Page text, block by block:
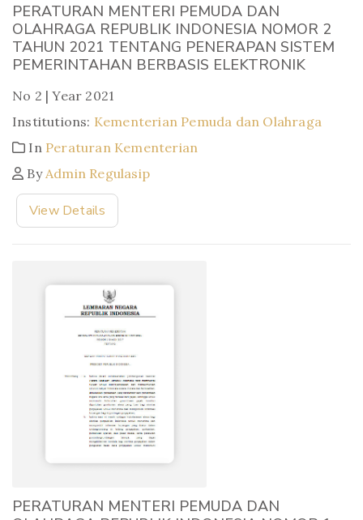
PERATURAN MENTERI PEMUDA DAN
OLAHRAGA REPUBLIK INDONESIA NOMOR 2
TAHUN 2021 TENTANG PENERAPAN SISTEM
PEMERINTAHAN BERBASIS ELEKTRONIK
No 2 | Year 2021
Institutions: Kementerian Pemuda dan Olahraga
In Peraturan Kementerian
By Admin Regulasip
View Details
PERATURAN MENTERI PEMUDA DAN